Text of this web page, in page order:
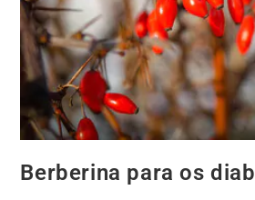
Berberina para os